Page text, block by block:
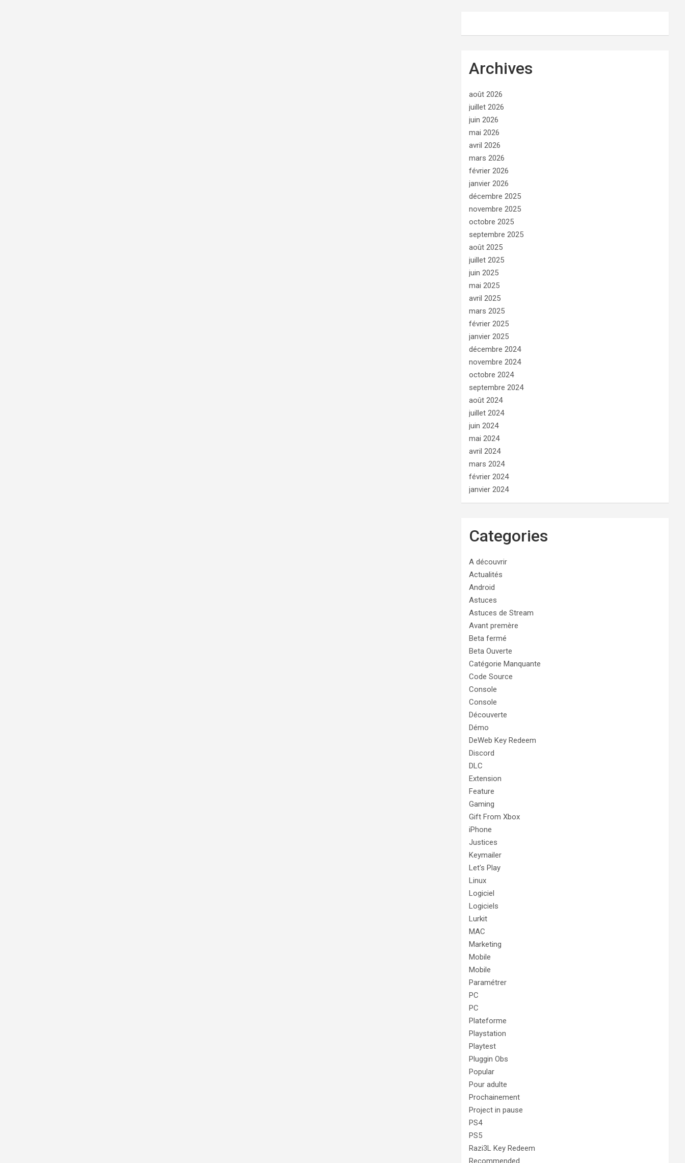
Archives
août 2026
juillet 2026
juin 2026
mai 2026
avril 2026
mars 2026
février 2026
janvier 2026
décembre 2025
novembre 2025
octobre 2025
septembre 2025
août 2025
juillet 2025
juin 2025
mai 2025
avril 2025
mars 2025
février 2025
janvier 2025
décembre 2024
novembre 2024
octobre 2024
septembre 2024
août 2024
juillet 2024
juin 2024
mai 2024
avril 2024
mars 2024
février 2024
janvier 2024
Categories
A découvrir
Actualités
Android
Astuces
Astuces de Stream
Avant premère
Beta fermé
Beta Ouverte
Catégorie Manquante
Code Source
Console
Console
Découverte
Démo
DeWeb Key Redeem
Discord
DLC
Extension
Feature
Gaming
Gift From Xbox
iPhone
Justices
Keymailer
Let's Play
Linux
Logiciel
Logiciels
Lurkit
MAC
Marketing
Mobile
Mobile
Paramétrer
PC
PC
Plateforme
Playstation
Playtest
Pluggin Obs
Popular
Pour adulte
Prochainement
Project in pause
PS4
PS5
Razi3L Key Redeem
Recommended